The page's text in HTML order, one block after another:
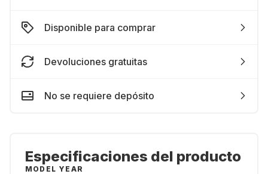
Disponible para comprar
Devoluciones gratuitas
No se requiere depósito
Especificaciones del producto
MODEL YEAR